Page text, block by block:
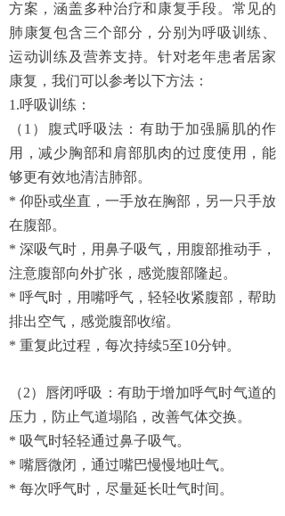
方案，涵盖多种治疗和康复手段。常见的
肺康复包含三个部分，分别为呼吸训练、
运动训练及营养支持。针对老年患者居家
康复，我们可以参考以下方法：
1.呼吸训练：
（1）腹式呼吸法：有助于加强膈肌的作
用，减少胸部和肩部肌肉的过度使用，能
够更有效地清洁肺部。
* 仰卧或坐直，一手放在胸部，另一只手放
在腹部。
* 深吸气时，用鼻子吸气，用腹部推动手，
注意腹部向外扩张，感觉腹部隆起。
* 呼气时，用嘴呼气，轻轻收紧腹部，帮助
排出空气，感觉腹部收缩。
* 重复此过程，每次持续5至10分钟。
（2）唇闭呼吸：有助于增加呼气时气道的
压力，防止气道塌陷，改善气体交换。
* 吸气时轻轻通过鼻子吸气。
* 嘴唇微闭，通过嘴巴慢慢地吐气。
* 每次呼气时，尽量延长吐气时间。